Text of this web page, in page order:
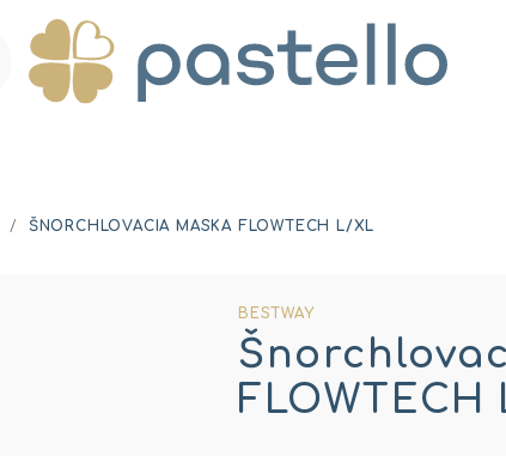
/ ŠNORCHLOVACIA MASKA FLOWTECH L/XL
BESTWAY
FLOWTECH